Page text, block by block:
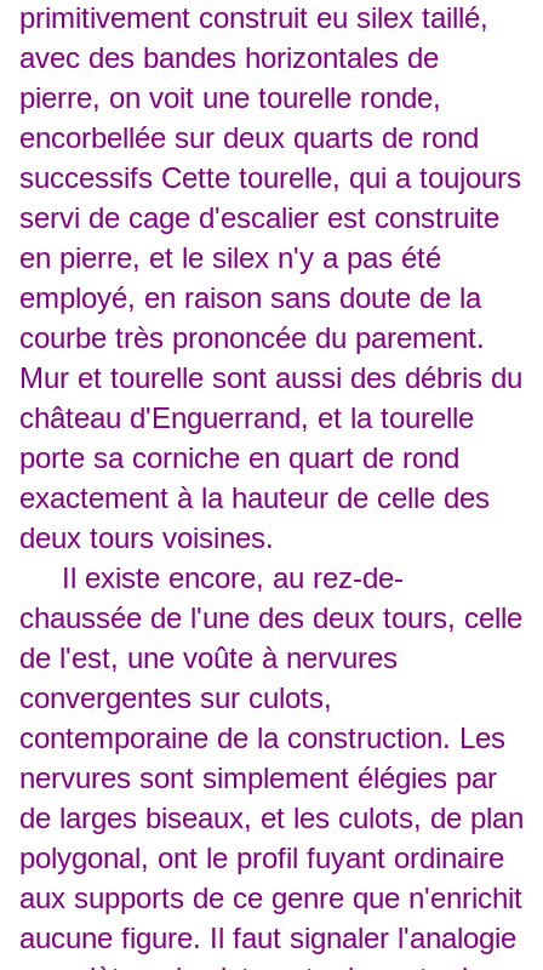
primitivement construit eu silex taillé,
avec des bandes horizontales de
pierre, on voit une tourelle ronde,
encorbellée sur deux quarts de rond
successifs Cette tourelle, qui a toujours
servi de cage d'escalier est construite
en pierre, et le silex n'y a pas été
employé, en raison sans doute de la
courbe très prononcée du parement.
Mur et tourelle sont aussi des débris du
château d'Enguerrand, et la tourelle
porte sa corniche en quart de rond
exactement à la hauteur de celle des
deux tours voisines.
Il existe encore, au rez-de-
chaussée de l'une des deux tours, celle
de l'est, une voûte à nervures
convergentes sur culots,
contemporaine de la construction. Les
nervures sont simplement élégies par
de larges biseaux, et les culots, de plan
polygonal, ont le profil fuyant ordinaire
aux supports de ce genre que n'enrichit
aucune figure. Il faut signaler l'analogie